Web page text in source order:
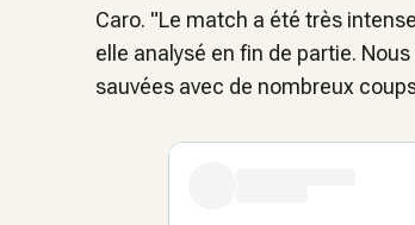
Caro. "Le match a été très
elle analysé en fin de partie.
sauvées avec de nombreux